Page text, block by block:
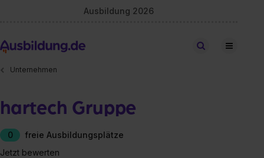
Ausbildung 2026
Stellen finden
Unternehmen
hartech Gruppe
0
freie Ausbildungsplätze
Jetzt bewerten